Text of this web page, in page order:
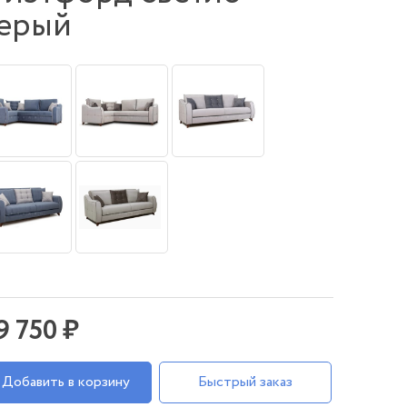
750 ₽
Добавить в корзину Быстрый заказ